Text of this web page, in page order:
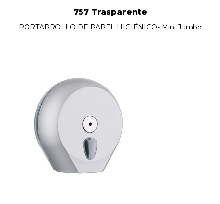
757 Trasparente
PORTARROLLO DE PAPEL HIGIÉNICO- Mini Jumbo